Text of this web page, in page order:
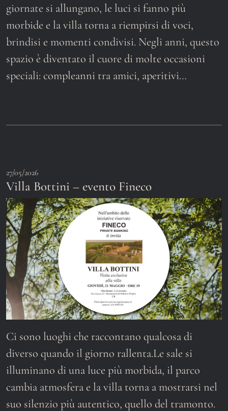
giornate si allungano, le luci si fanno più
morbide e la villa torna a riempirsi di voci,
brindisi e momenti condivisi. Negli anni, questo
spazio è diventato il cuore di molte occasioni
speciali: compleanni tra amici, aperitivi…
27/05/2026
Villa Bottini – evento Fineco
Ci sono luoghi che raccontano qualcosa di
diverso quando il giorno rallenta.Le sale si
illuminano di una luce più morbida, il parco
cambia atmosfera e la villa torna a mostrarsi nel
suo silenzio più autentico, quello del tramonto.